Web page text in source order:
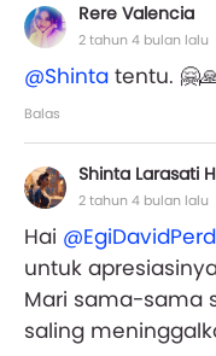
Rere Valencia
2 tahun 4 bulan lalu
@Shinta tentu.
Balas
Shinta Larasati
2 tahun 4 bulan lalu
Hai
untuk
Mari sama-sama
saling